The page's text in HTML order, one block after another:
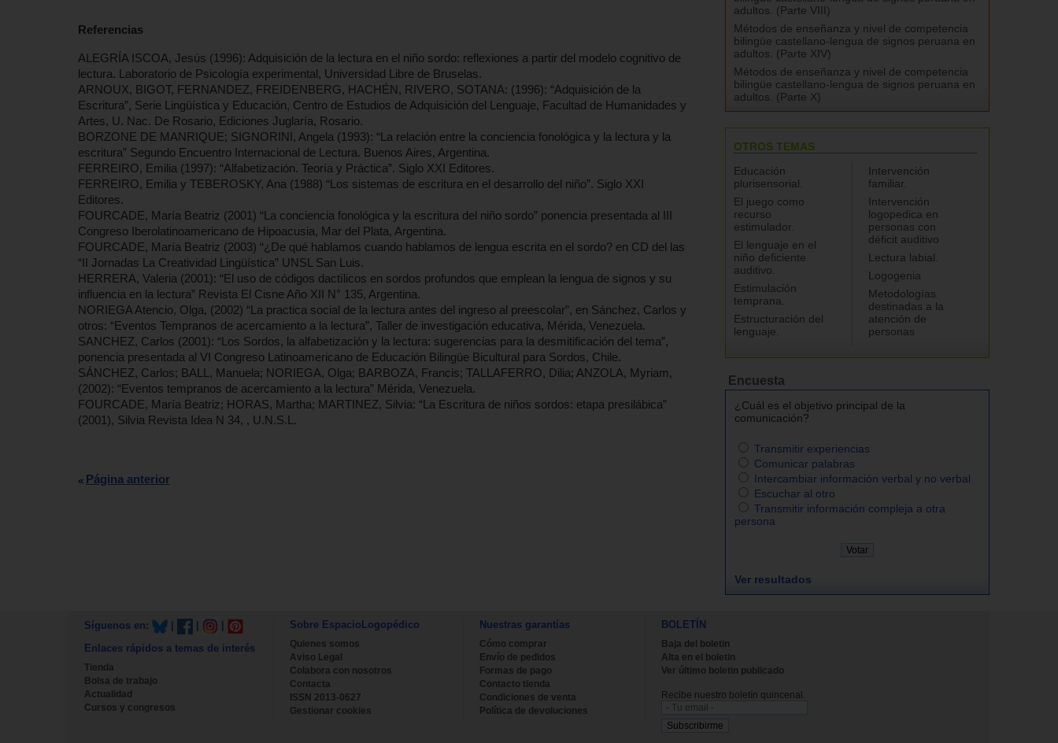
Referencias
ALEGRÍA ISCOA, Jesús (1996): Adquisición de la lectura en el niño sordo: reflexiones a partir del modelo cognitivo de
lectura. Laboratorio de Psicología experimental, Universidad Libre de Bruselas.
ARNOUX, BIGOT, FERNANDEZ, FREIDENBERG, HACHÉN, RIVERO, SOTANA: (1996): “Adquisición de la
Escritura”, Serie Lingüística y Educación, Centro de Estudios de Adquisición del Lenguaje, Facultad de Humanidades y
Artes, U. Nac. De Rosario, Ediciones Juglaría, Rosario.
BORZONE DE MANRIQUE; SIGNORINI, Angela (1993): “La relación entre la conciencia fonológica y la lectura y la
escritura” Segundo Encuentro Internacional de Lectura. Buenos Aires, Argentina.
FERREIRO, Emilia (1997): “Alfabetización. Teoría y Práctica”. Siglo XXI Editores.
FERREIRO, Emilia y TEBEROSKY, Ana (1988) “Los sistemas de escritura en el desarrollo del niño”. Siglo XXI
Editores.
FOURCADE, María Beatriz (2001) “La conciencia fonológica y la escritura del niño sordo” ponencia presentada al III
Congreso Iberolatinoamericano de Hipoacusia, Mar del Plata, Argentina.
FOURCADE, María Beatriz (2003) “¿De qué hablamos cuando hablamos de lengua escrita en el sordo? en CD del las
“II Jornadas La Creatividad Lingüística” UNSL San Luis.
HERRERA, Valeria (2001): “El uso de códigos dactílicos en sordos profundos que emplean la lengua de signos y su
influencia en la lectura” Revista El Cisne Año XII N° 135, Argentina.
NORIEGA Atencio, Olga, (2002) “La practica social de la lectura antes del ingreso al preescolar”, en Sánchez, Carlos y
otros: “Eventos Tempranos de acercamiento a la lectura”, Taller de investigación educativa, Mérida, Venezuela.
SANCHEZ, Carlos (2001): “Los Sordos, la alfabetización y la lectura: sugerencias para la desmitificación del tema”,
ponencia presentada al VI Congreso Latinoamericano de Educación Bilingüe Bicultural para Sordos, Chile.
SÁNCHEZ, Carlos; BALL, Manuela; NORIEGA, Olga; BARBOZA, Francis; TALLAFERRO, Dilia; ANZOLA, Myriam,
(2002): “Eventos tempranos de acercamiento a la lectura” Mérida, Venezuela.
FOURCADE, María Beatriz; HORAS, Martha; MARTINEZ, Silvia: “La Escritura de niños sordos: etapa presilábica”
(2001), Silvia Revista Idea N 34, , U.N.S.L.
Página anterior
adultos. (Parte VIII)
Métodos de enseñanza y nivel de competencia
bilingüe castellano-lengua de signos peruana en
adultos. (Parte XIV)
Métodos de enseñanza y nivel de competencia
bilingüe castellano-lengua de signos peruana en
adultos. (Parte X)
OTROS TEMAS
Educación
plurisensorial.
El juego como
recurso
estimulador.
El lenguaje en el
niño deficiente
auditivo.
Estimulación
temprana.
Estructuración del
lenguaje.
Intervención
familiar.
Intervención
logopedica en
personas con
déficit auditivo
Lectura labial.
Logogenia
Metodologías
destinadas a la
atención de
personas
Encuesta
¿Cuál es el objetivo principal de la
comunicación?
Transmitir experiencias
Comunicar palabras
Intercambiar información verbal y no verbal
Escuchar al otro
Transmitir información compleja a otra
persona
Ver resultados
Síguenos en:
Enlaces rápidos a temas de interés
Tienda
Bolsa de trabajo
Actualidad
Cursos y congresos
Sobre EspacioLogopédico
Quienes somos
Aviso Legal
Colabora con nosotros
Contacta
ISSN 2013-0627
Gestionar cookies
Nuestras garantías
Cómo comprar
Envío de pedidos
Formas de pago
Contacto tienda
Condiciones de venta
Política de devoluciones
BOLETÍN
Baja del boletin
Alta en el boletin
Ver último boletin publicado
Recibe nuestro boletín quincenal.